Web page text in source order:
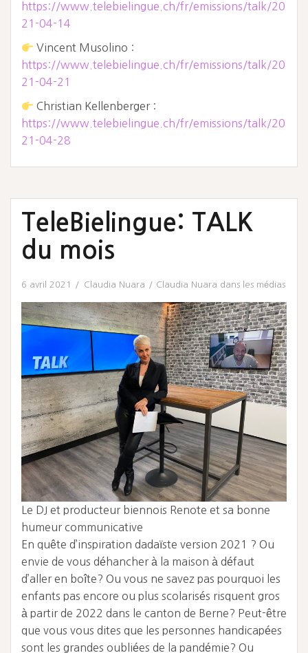
https://www.telebielingue.ch/fr/emissions/talk/20
21-04-14
Vincent Musolino :
https://www.telebielingue.ch/fr/emissions/talk/20
21-04-21
Christian Kellenberger :
https://www.telebielingue.ch/fr/emissions/talk/20
21-04-28
TeleBielingue: TALK
du mois
6 avril 2021 Claudia Nuara Claudia Nuara dans les médias
Le DJ et producteur biennois Renote et sa bonne
humeur communicative
En quête d’inspiration dadaïste version 2021 ? Ou
envie de vous déhancher à la maison à défaut
d’aller en boîte? Ou vous ne savez pas pourquoi les
enfants pas encore ou plus scolarisés risquent gros
à partir de 2022 dans le canton de Berne? Peut-être
que vous vous dites que les personnes handicapées
sont les grandes oubliées de la pandémie? Ou